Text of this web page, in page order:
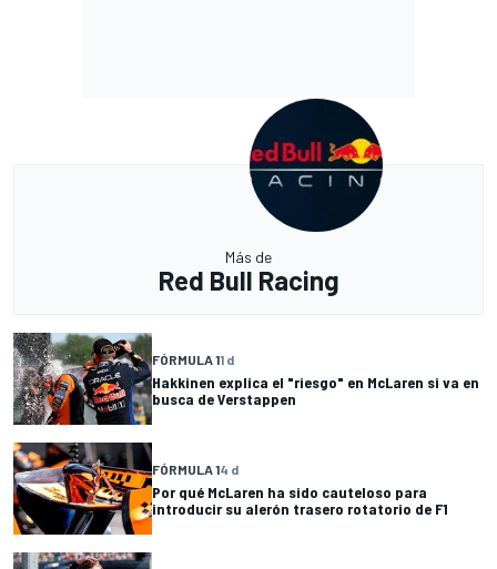
Más de
Red Bull Racing
FÓRMULA 11 d
Hakkinen explica el "riesgo" en McLaren si va en
busca de Verstappen
FÓRMULA 14 d
Por qué McLaren ha sido cauteloso para
introducir su alerón trasero rotatorio de F1